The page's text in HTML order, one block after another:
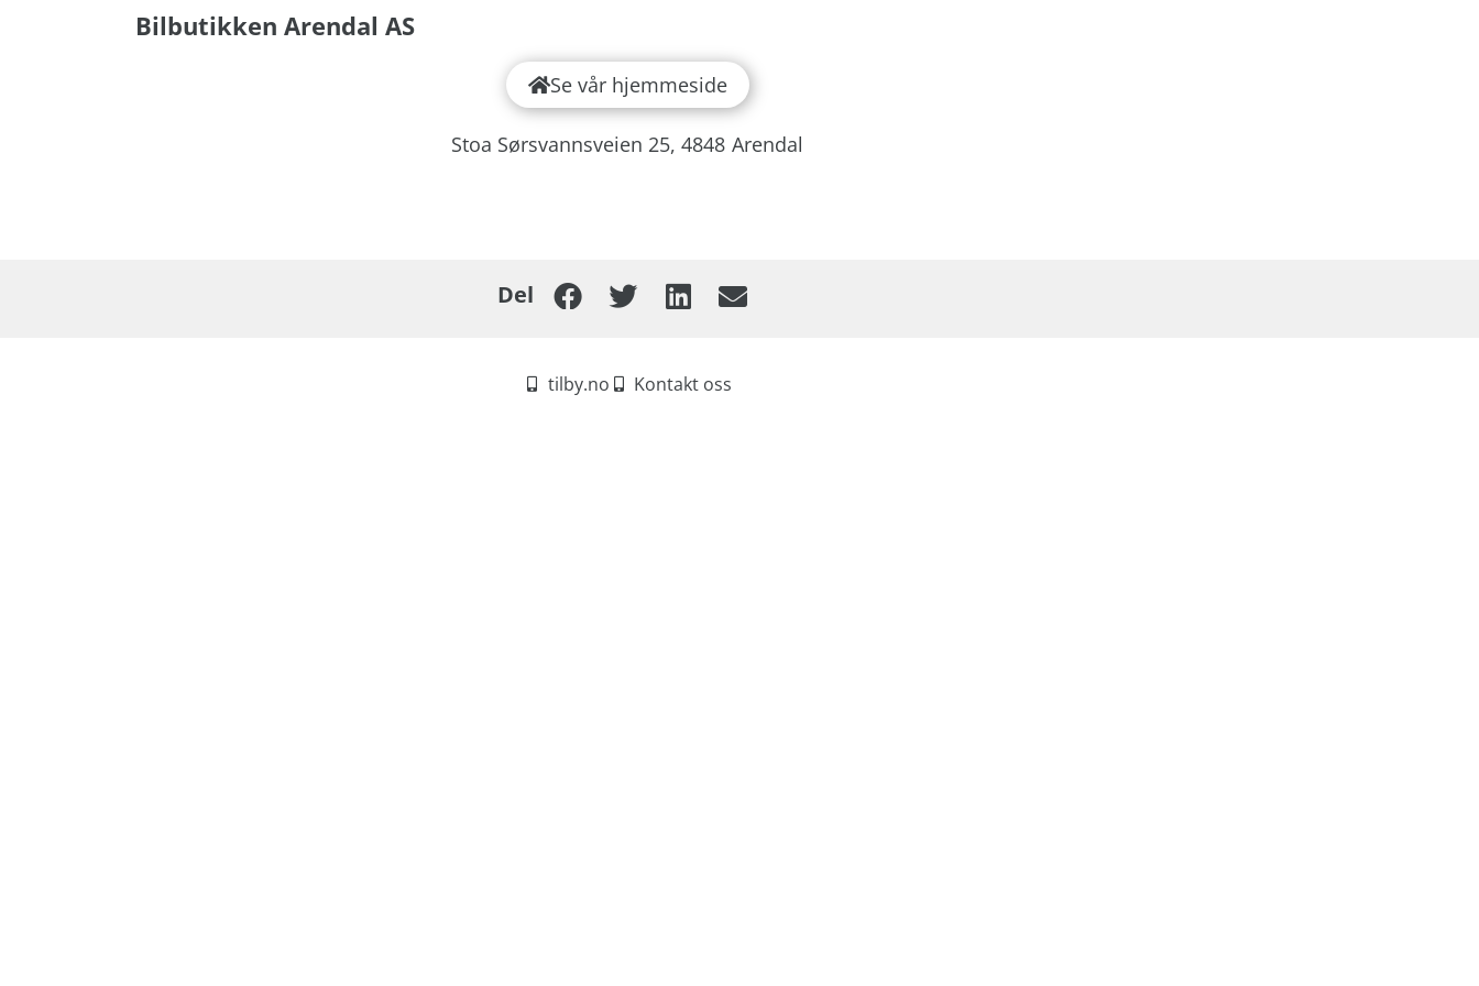
Bilbutikken Arendal AS
Se vår hjemmeside
Stoa Sørsvannsveien 25, 4848 Arendal
Del
tilby.no Kontakt oss